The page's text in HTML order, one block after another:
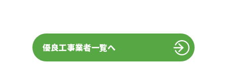
優良工事業者一覧へ